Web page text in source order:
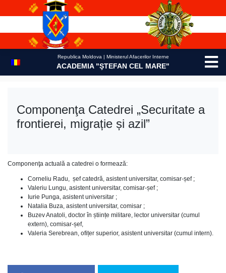
Republica Moldova | Ministerul Afacerilor Interne
ACADEMIA "ŞTEFAN CEL MARE"
Componenţa Catedrei „Securitate a
frontierei, migrație și azil”
Componenţa actuală a catedrei o formează:
Corneliu Radu, șef catedră, asistent universitar, comisar-șef ;
Valeriu Lungu, asistent universitar, comisar-șef ;
Iurie Punga, asistent universitar ;
Natalia Buza, asistent universitar, comisar ;
Buzev Anatoli, doctor în științe militare, lector universitar (cumul
extern), comisar-șef,
Valeria Serebrean, ofițer superior, asistent universitar (cumul intern).